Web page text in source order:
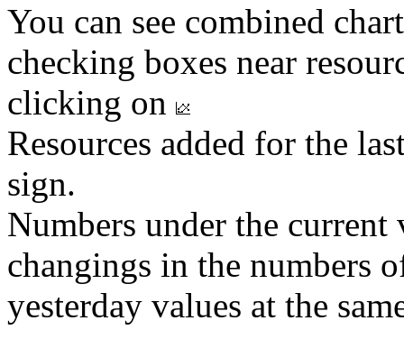
You can see combined
checking boxes near
clicking on
Resources added for the
sign.
Numbers under the
changings in the numbers
yesterday values at the